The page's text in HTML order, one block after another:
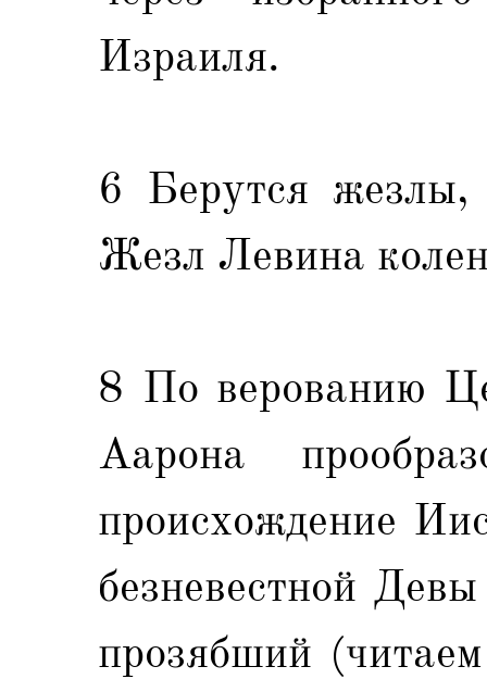
Израиля.
6 Берутся жезлы,
Жезл Левина
8 По верованию
Аарона
происхождение
безневестной
прозябший